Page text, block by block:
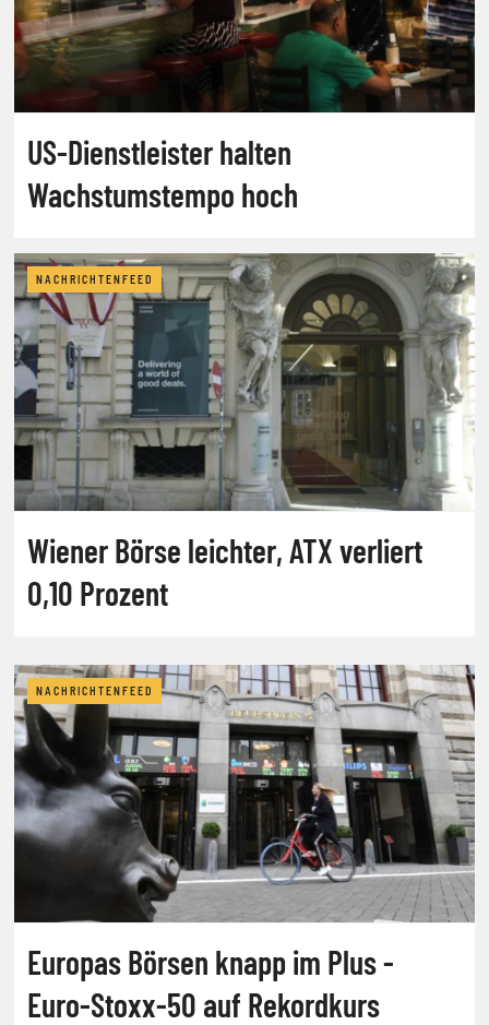
US-Dienstleister halten
Wachstumstempo hoch
NACHRICHTENFEED
Wiener Börse leichter, ATX verliert
0,10 Prozent
NACHRICHTENFEED
Europas Börsen knapp im Plus -
Euro-Stoxx-50 auf Rekordkurs